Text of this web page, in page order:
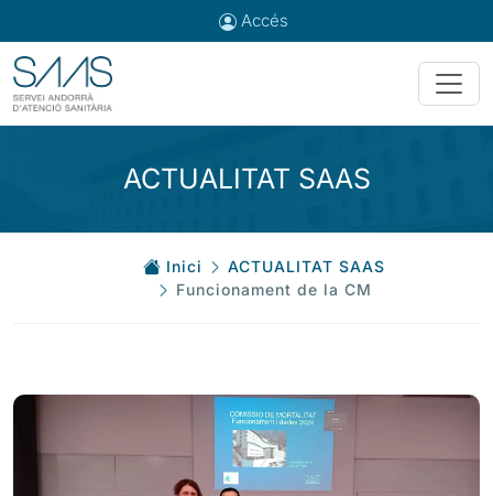
Accés
ACTUALITAT SAAS
Inici
ACTUALITAT SAAS
Funcionament de la CM